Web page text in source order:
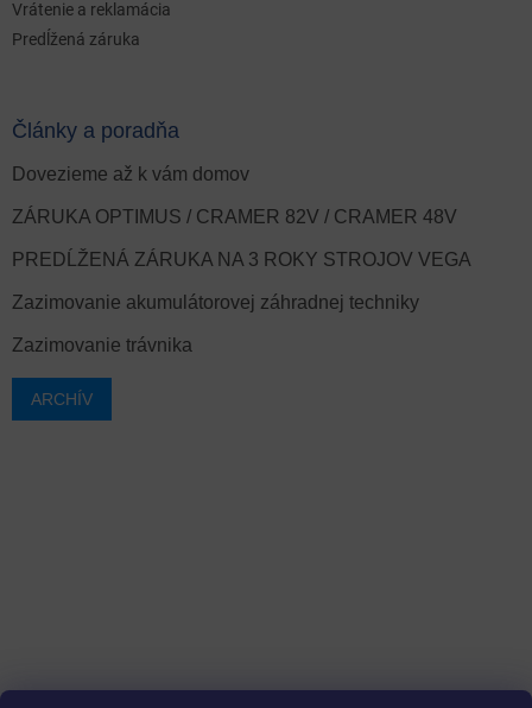
Vrátenie a reklamácia
Predĺžená záruka
Články a poradňa
Dovezieme až k vám domov
ZÁRUKA OPTIMUS / CRAMER 82V / CRAMER 48V
PREDĹŽENÁ ZÁRUKA NA 3 ROKY STROJOV VEGA
Zazimovanie akumulátorovej záhradnej techniky
Zazimovanie trávnika
ARCHÍV